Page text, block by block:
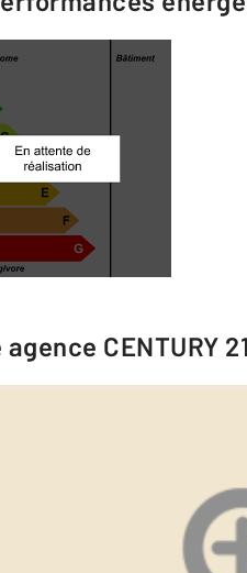
agence CENTURY